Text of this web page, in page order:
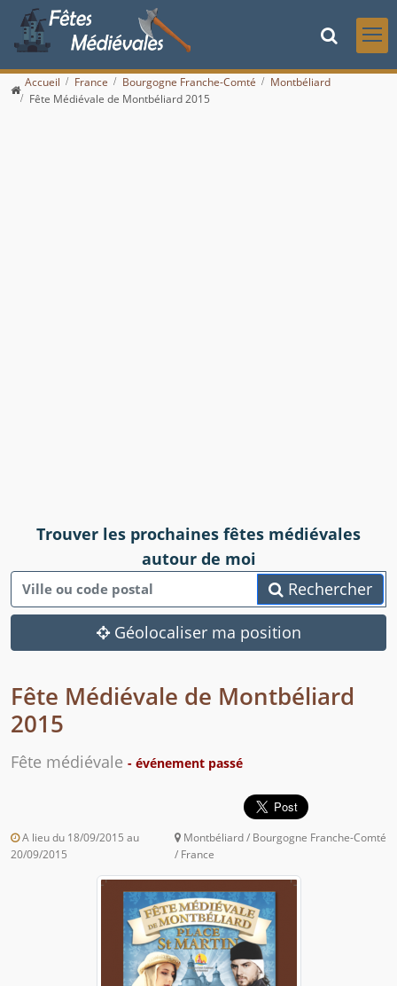
Accueil France Bourgogne Franche-Comté
Montbéliard
Fête Médiévale de Montbéliard 2015
Trouver les prochaines fêtes médiévales
autour de moi
Rechercher
Géolocaliser ma position
Fête Médiévale de Montbéliard
2015
Fête médiévale - événement passé
A lieu du 18/09/2015 au
20/09/2015
Montbéliard / Bourgogne Franche-Comté
/ France